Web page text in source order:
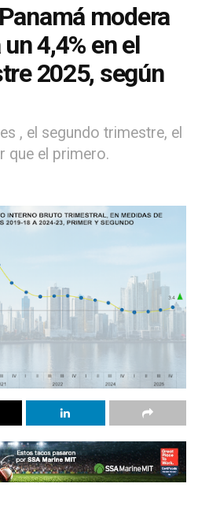
modera
4,4% en el
2025, según
, el segundo trimestre, el
que el primero.